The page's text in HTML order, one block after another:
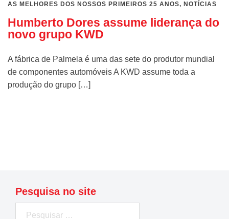
AS MELHORES DOS NOSSOS PRIMEIROS 25 ANOS, NOTÍCIAS
Humberto Dores assume liderança do
novo grupo KWD
A fábrica de Palmela é uma das sete do produtor mundial
de componentes automóveis A KWD assume toda a
produção do grupo […]
Pesquisa no site